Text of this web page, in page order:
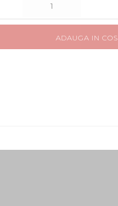
ADAUGA IN COS